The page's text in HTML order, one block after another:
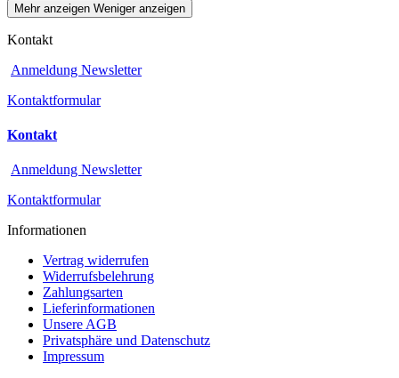
Mehr anzeigen Weniger anzeigen
Kontakt
Anmeldung Newsletter
Kontaktformular
Kontakt
Anmeldung Newsletter
Kontaktformular
Informationen
Vertrag widerrufen
Widerrufsbelehrung
Zahlungsarten
Lieferinformationen
Unsere AGB
Privatsphäre und Datenschutz
Impressum